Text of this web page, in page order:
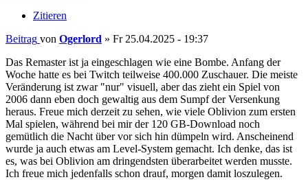
Zitieren
Beitrag von Ogerlord » Fr 25.04.2025 - 19:37
Das Remaster ist ja eingeschlagen wie eine Bombe. Anfang der
Woche hatte es bei Twitch teilweise 400.000 Zuschauer. Die meiste
Veränderung ist zwar "nur" visuell, aber das zieht ein Spiel von
2006 dann eben doch gewaltig aus dem Sumpf der Versenkung
heraus. Freue mich derzeit zu sehen, wie viele Oblivion zum ersten
Mal spielen, während bei mir der 120 GB-Download noch
gemütlich die Nacht über vor sich hin dümpeln wird. Anscheinend
wurde ja auch etwas am Level-System gemacht. Ich denke, das ist
es, was bei Oblivion am dringendsten überarbeitet werden musste.
Ich freue mich jedenfalls schon drauf, morgen damit loszulegen.